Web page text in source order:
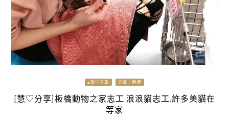
▴慧♡分享 分享｜療癒
[慧♡分享]板橋動物之家志工.浪浪貓志工.許多美貓在
等家